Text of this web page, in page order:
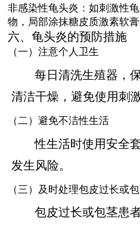
非感染性龟头炎：如刺激性
物，局部涂抹糖皮质激素软膏
六、龟头炎的预防措施
（一）注意个人卫生
每日清洗生殖器，
清洁干燥，避免使用刺
（二）避免不洁性生活
性生活时使用安全
发生风险。
（三）及时处理包皮过长或
包皮过长或包茎患